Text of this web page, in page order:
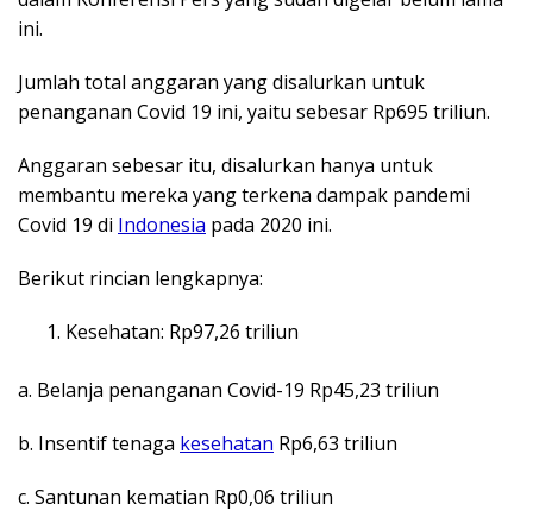
ini.
Jumlah total anggaran yang disalurkan untuk
penanganan Covid 19 ini, yaitu sebesar Rp695 triliun.
Anggaran sebesar itu, disalurkan hanya untuk
membantu mereka yang terkena dampak pandemi
Covid 19 di Indonesia pada 2020 ini.
Berikut rincian lengkapnya:
Kesehatan: Rp97,26 triliun
a. Belanja penanganan Covid-19 Rp45,23 triliun
b. Insentif tenaga kesehatan Rp6,63 triliun
c. Santunan kematian Rp0,06 triliun